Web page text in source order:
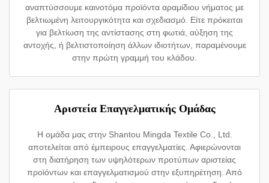
αναπτύσσουμε καινοτόμα προϊόντα αραμίδιου νήματος με
βελτιωμένη λειτουργικότητα και σχεδιασμό. Είτε πρόκειται
για βελτίωση της αντίστασης στη φωτιά, αύξηση της
αντοχής, ή βελτιστοποίηση άλλων ιδιοτήτων, παραμένουμε
στην πρώτη γραμμή του κλάδου.
Αριστεία Επαγγελματικής Ομάδας
Η ομάδα μας στην Shantou Mingda Textile Co., Ltd.
αποτελείται από έμπειρους επαγγελματίες. Αφιερώνονται
στη διατήρηση των υψηλότερων προτύπων αριστείας
προϊόντων και επαγγελματισμού στην εξυπηρέτηση. Από